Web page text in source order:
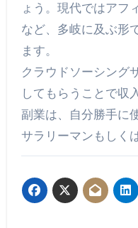
ょう。現代ではアフ
など、多岐に及ぶ形
ます。
クラウドソーシング
してもらうことで収
副業は、自分勝手に
サラリーマンもしく